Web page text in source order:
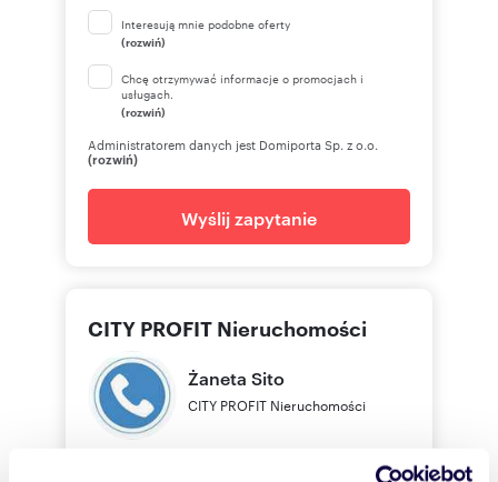
Interesują mnie podobne oferty
(rozwiń)
Chcę otrzymywać informacje o promocjach i
usługach.
(rozwiń)
Administratorem danych jest Domiporta Sp. z o.o.
(rozwiń)
Wyślij zapytanie
CITY PROFIT Nieruchomości
Żaneta Sito
CITY PROFIT Nieruchomości